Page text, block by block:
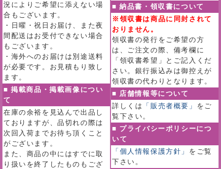
況によりご希望に添えない場
合もございます。
・日曜・祝日お届け、また夜
間配送はお受付できない場合
もございます。
・海外へのお届けは別途送料
が必要です。お見積もり致し
ます。
■ 掲載商品・掲載画像につい
て
在庫の余裕を見込んで出品し
ておりますが、品切れの際は
次回入荷までお待ち頂くこと
がございます。
また、商品の中にはすでに取
り扱いを終了したものもござ
■ 納品書・領収書について
※領収書は商品に同封されて
おりません。
領収書の発行をご希望の方
は、ご注文の際、備考欄に
「領収書希望」とご記入くだ
さい。銀行振込みは御控えが
領収書の代わりとなります。
■ 店舗情報等について
詳しくは
「販売者概要」 をご
覧下さい。
■ プライバシーポリシーにつ
いて
「個人情報保護方針」 をご覧
下さい。